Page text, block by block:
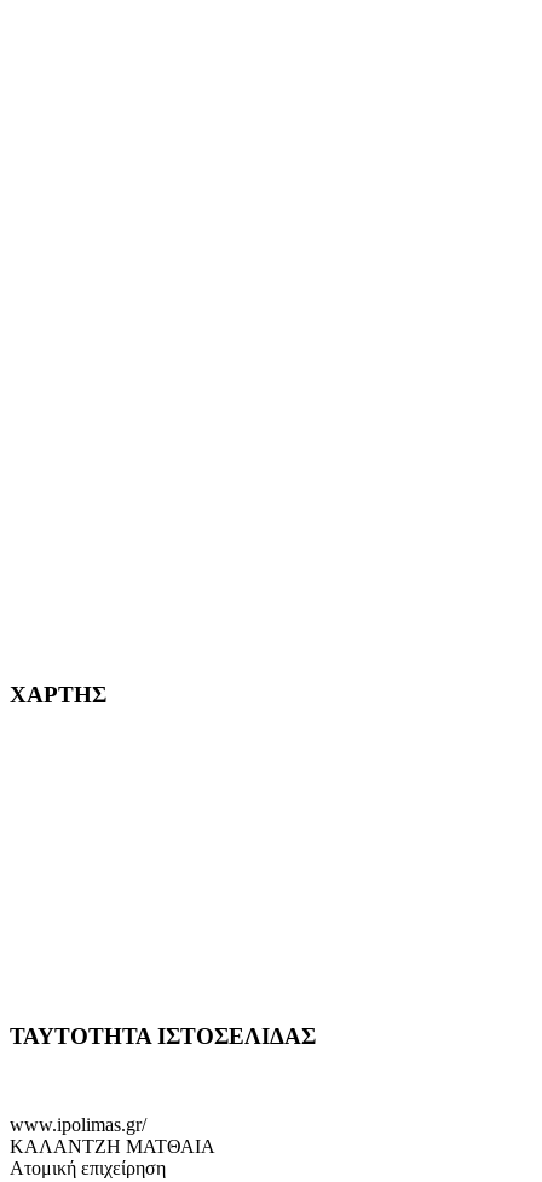
ΧΑΡΤΗΣ
ΤΑΥΤΟΤΗΤΑ ΙΣΤΟΣΕΛΙΔΑΣ
www.ipolimas.gr/
ΚΑΛΑΝΤΖΗ ΜΑΤΘΑΙΑ
Ατομική επιχείρηση